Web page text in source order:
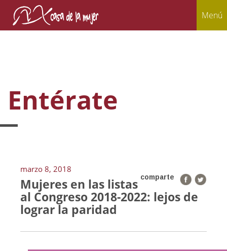
Menú
Entérate
marzo 8, 2018
comparte
Mujeres en las listas
al Congreso 2018-2022: lejos de
lograr la paridad